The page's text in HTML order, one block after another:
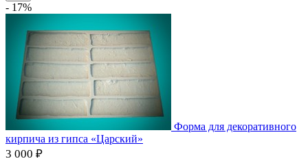
- 17%
Форма для декоративного
кирпича из гипса «Царский»
3 000 ₽